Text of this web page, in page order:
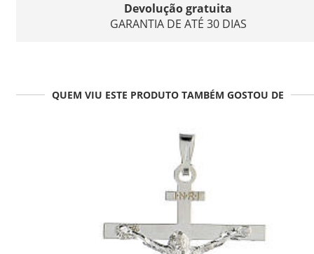
Devolução gratuita
GARANTIA DE ATÉ 30 DIAS
QUEM VIU ESTE PRODUTO TAMBÉM GOSTOU DE